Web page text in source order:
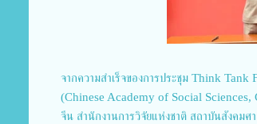
จากความสำเร็จของการประชุม Think
(Chinese Academy of Social Sciences,
จีน สำนักงานการวิจัยแห่งชาติ สถาบันสังคม